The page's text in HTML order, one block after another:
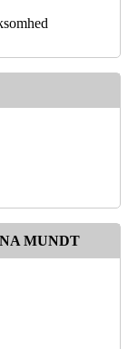
MUNDT